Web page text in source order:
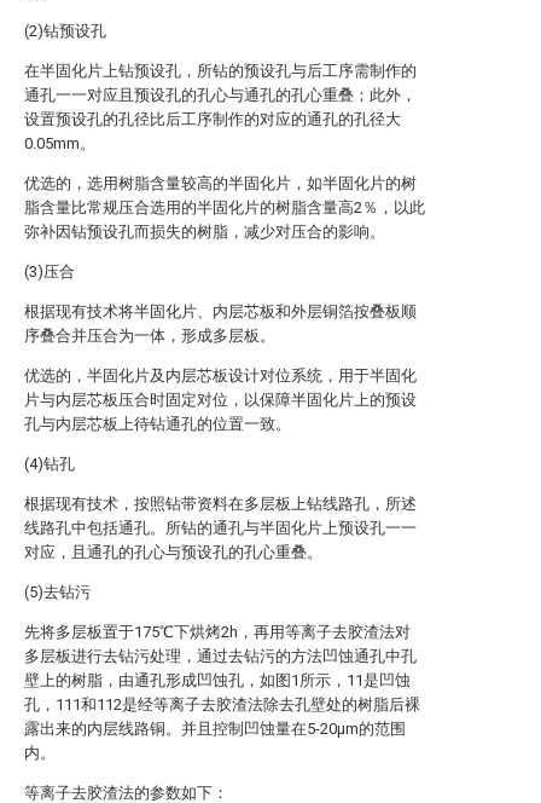
(2)钻预设孔
在半固化片上钻预设孔，所钻的预设孔与后工序需制作的
通孔一一对应且预设孔的孔心与通孔的孔心重叠；此外，
设置预设孔的孔径比后工序制作的对应的通孔的孔径大
0.05mm。
优选的，选用树脂含量较高的半固化片，如半固化片的树
脂含量比常规压合选用的半固化片的树脂含量高2％，以此
弥补因钻预设孔而损失的树脂，减少对压合的影响。
(3)压合
根据现有技术将半固化片、内层芯板和外层铜箔按叠板顺
序叠合并压合为一体，形成多层板。
优选的，半固化片及内层芯板设计对位系统，用于半固化
片与内层芯板压合时固定对位，以保障半固化片上的预设
孔与内层芯板上待钻通孔的位置一致。
(4)钻孔
根据现有技术，按照钻带资料在多层板上钻线路孔，所述
线路孔中包括通孔。所钻的通孔与半固化片上预设孔一一
对应，且通孔的孔心与预设孔的孔心重叠。
(5)去钻污
先将多层板置于175℃下烘烤2h，再用等离子去胶渣法对
多层板进行去钻污处理，通过去钻污的方法凹蚀通孔中孔
壁上的树脂，由通孔形成凹蚀孔，如图1所示，11是凹蚀
孔，111和112是经等离子去胶渣法除去孔壁处的树脂后裸
露出来的内层线路铜。并且控制凹蚀量在5-20μm的范围
内。
等离子去胶渣法的参数如下：